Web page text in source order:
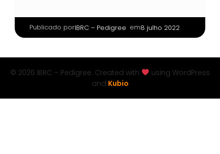
Publicado porIBRC – Pedigree em8 julho 2022
© 2026 IBRC – Pedigree. Created with
using WordPress
and Kubio